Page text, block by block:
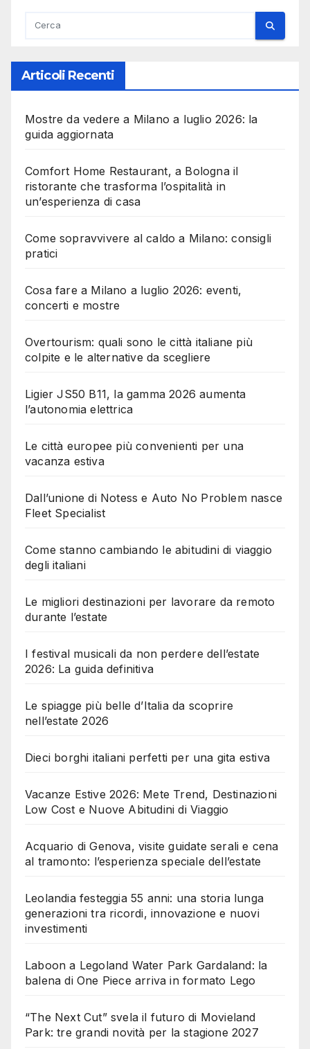
Articoli Recenti
Mostre da vedere a Milano a luglio 2026: la
guida aggiornata
Comfort Home Restaurant, a Bologna il
ristorante che trasforma l’ospitalità in
un’esperienza di casa
Come sopravvivere al caldo a Milano: consigli
pratici
Cosa fare a Milano a luglio 2026: eventi,
concerti e mostre
Overtourism: quali sono le città italiane più
colpite e le alternative da scegliere
Ligier JS50 B11, la gamma 2026 aumenta
l’autonomia elettrica
Le città europee più convenienti per una
vacanza estiva
Dall’unione di Notess e Auto No Problem nasce
Fleet Specialist
Come stanno cambiando le abitudini di viaggio
degli italiani
Le migliori destinazioni per lavorare da remoto
durante l’estate
I festival musicali da non perdere dell’estate
2026: La guida definitiva
Le spiagge più belle d’Italia da scoprire
nell’estate 2026
Dieci borghi italiani perfetti per una gita estiva
Vacanze Estive 2026: Mete Trend, Destinazioni
Low Cost e Nuove Abitudini di Viaggio
Acquario di Genova, visite guidate serali e cena
al tramonto: l’esperienza speciale dell’estate
Leolandia festeggia 55 anni: una storia lunga
generazioni tra ricordi, innovazione e nuovi
investimenti
Laboon a Legoland Water Park Gardaland: la
balena di One Piece arriva in formato Lego
“The Next Cut” svela il futuro di Movieland
Park: tre grandi novità per la stagione 2027